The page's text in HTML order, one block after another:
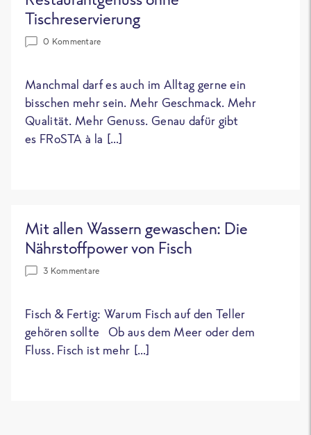
Tischreservierung
0 Kommentare
Manchmal darf es auch im Alltag gerne ein
bisschen mehr sein. Mehr Geschmack. Mehr
Qualität. Mehr Genuss. Genau dafür gibt
es FRoSTA à la […]
Mit allen Wassern gewaschen: Die
Nährstoffpower von Fisch
3 Kommentare
Fisch & Fertig: Warum Fisch auf den Teller
gehören sollte Ob aus dem Meer oder dem
Fluss. Fisch ist mehr […]